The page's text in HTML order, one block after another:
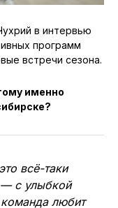
в интервью
программ
встречи сезона.
именно
всё-таки
— с улыбкой
любит